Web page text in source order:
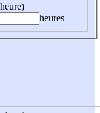
heures